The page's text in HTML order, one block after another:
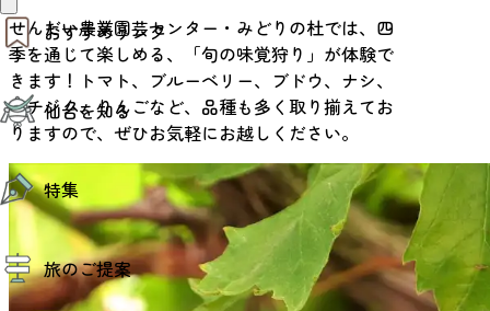
おすすめリンク
仙台夜時間
モデルコース
エリアガイド
お得なチケット
仙台を知る
仙台の魅力
エリアガイド
復興に向けて
仙台観光PR動画ライブラリー
仙台から行く東北周遊旅
伝統的工芸品
特集
特集
夜時間トピックス
旅のご提案
せんだい農業園芸センター・みどりの杜では、四
季を通じて楽しめる、「旬の味覚狩り」が体験で
きます！トマト、ブルーベリー、ブドウ、ナシ、
イチジク、りんごなど、品種も多く取り揃えてお
りますので、ぜひお気軽にお越しください。